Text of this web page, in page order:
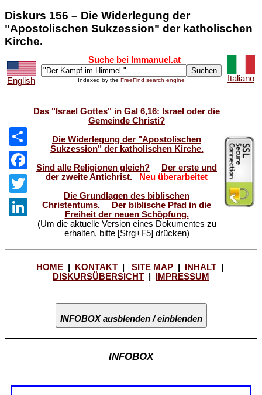
Diskurs 156 – Die Widerlegung der
"Apostolischen Sukzession" der katholischen
Kirche.
English
Suche bei Immanuel.at
Indexed by the FreeFind search engine Italiano
Share
Facebook
Twitter
LinkedIn
Das "Israel Gottes" in Gal 6,16: Israel oder die
Gemeinde Christi?
Die Widerlegung der "Apostolischen
Sukzession" der katholischen Kirche.
Sind alle Religionen gleich?
Der erste und
der zweite Antichrist.
Neu überarbeitet
Die Grundlagen des biblischen
Christentums.
Der biblische Pfad in die
Freiheit der neuen Schöpfung.
(Um die aktuelle Version eines Dokumentes zu
erhalten, bitte [Strg+F5] drücken)
HOME KONTAKT SITE MAP INHALT
DISKURSÜBERSICHT
IMPRESSUM
INFOBOX ausblenden / einblenden
INFOBOX